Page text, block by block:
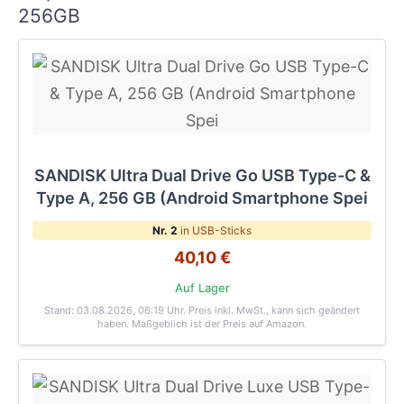
256GB
SANDISK Ultra Dual Drive Go USB Type-C &
Type A, 256 GB (Android Smartphone Spei
Nr. 2 in USB-Sticks
40,10 €
Auf Lager
Stand: 03.08.2026, 06:19 Uhr. Preis inkl. MwSt., kann sich geändert
haben. Maßgeblich ist der Preis auf Amazon.